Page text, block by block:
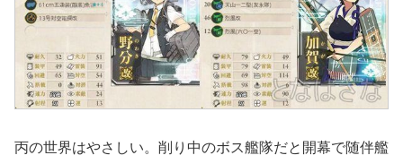
丙の世界はやさしい。削り中のボス艦隊だと開幕で随伴艦